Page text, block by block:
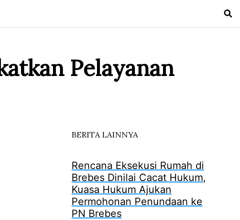
Pelayanan
BERITA LAINNYA
Rencana Eksekusi Rumah di
Brebes Dinilai Cacat Hukum,
Kuasa Hukum Ajukan
Permohonan Penundaan ke
PN Brebes